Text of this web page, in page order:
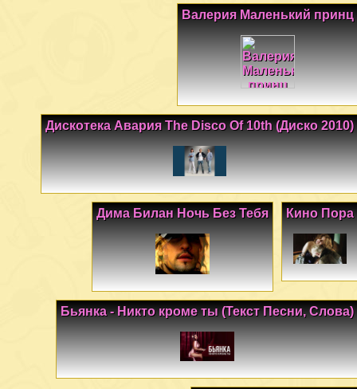
Валерия Маленький принц
Дискотека Авария The Disco Of 10th (Диско 2010)
Кино Пора
Дима Билан Ночь Без Тебя
Бьянка - Никто кроме ты (Текст Песни, Слова)